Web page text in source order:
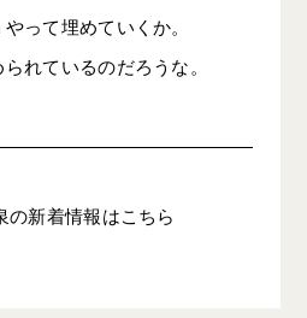
って埋めていくか。
れているのだろうな。
の新着情報はこちら